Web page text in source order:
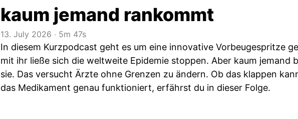
kaum jemand rankommt
13. July 2026 ‧ 5m 47s
In diesem Kurzpodcast geht es um eine innovative Vorbeugespritze
mit ihr ließe sich die weltweite Epidemie stoppen. Aber kaum jemand
sie. Das versucht Ärzte ohne Grenzen zu ändern. Ob das klappen
das Medikament genau funktioniert, erfährst du in dieser Folge.